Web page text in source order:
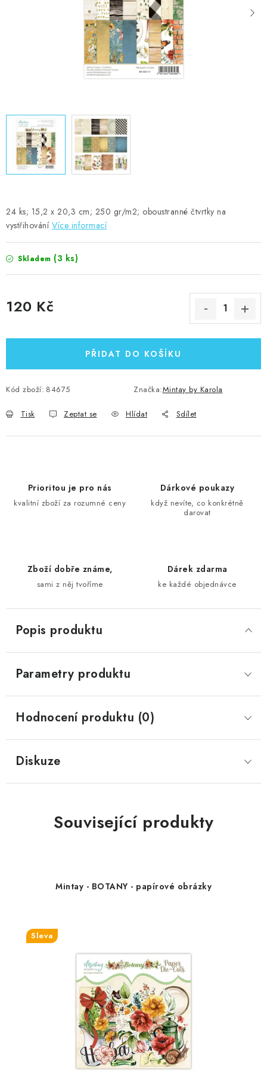
Kontakty Moje objednávka
Oblíbené ♥️
Jak nakupovat
24 ks; 15,2 x 20,3 cm; 250 gr/m2; oboustranné čtvrtky na
vystřihování Více informací
Skladem (3 ks)
120 Kč
PŘIDAT DO KOŠÍKU
Kód zboží: 84675 Značka:Mintay by Karola
Tisk Zeptat se Hlídat Sdílet
Prioritou je pro nás
kvalitní zboží za rozumné ceny
Dárkové poukazy
když nevíte, co konkrétně
darovat
Zboží dobře známe,
sami z něj tvoříme
Dárek zdarma
ke každé objednávce
Popis produktu
Parametry produktu
Hodnocení produktu (0)
Diskuze
Související produkty
Mintay - BOTANY - papírové obrázky
Sleva